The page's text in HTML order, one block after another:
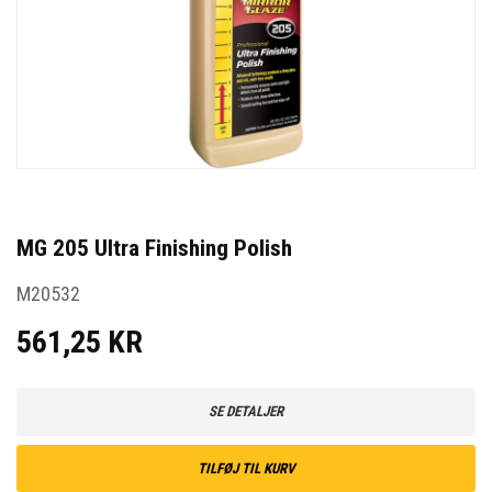
MG 205 Ultra Finishing Polish
M20532
561,25 KR
SE DETALJER
TILFØJ TIL KURV